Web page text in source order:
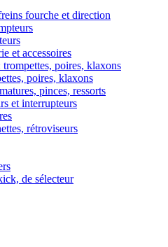
fourche et direction
et accessoires
trompettes, poires, klaxons
poires, klaxons
pinces, ressorts
et interrupteurs
rétroviseurs
de sélecteur